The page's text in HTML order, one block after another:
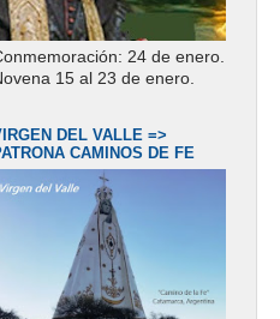
24 de enero.
15 al 23 de enero.
DEL VALLE =>
CAMINOS DE FE